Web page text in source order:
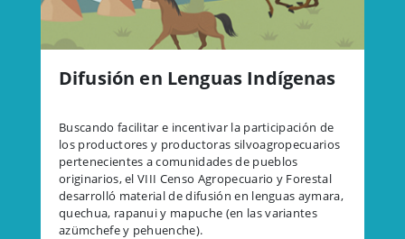
Difusión en Lenguas Indígenas
Buscando facilitar e incentivar la participación de
los productores y productoras silvoagropecuarios
pertenecientes a comunidades de pueblos
originarios, el VIII Censo Agropecuario y Forestal
desarrolló material de difusión en lenguas aymara,
quechua, rapanui y mapuche (en las variantes
azümchefe y pehuenche).